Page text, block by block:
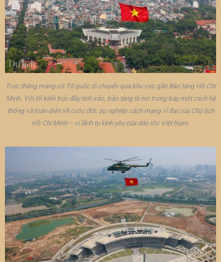
Trực thăng mang cờ Tổ quốc di chuyển qua khu vực gần Bảo tàng Hồ Chí
Minh. Với lối kiến trúc đầy tinh xảo, bảo tàng là nơi trưng bày một cách hệ
thống và toàn diện về cuộc đời, sự nghiệp cách mạng vĩ đại của Chủ tịch
Hồ Chí Minh – vị lãnh tụ kính yêu của dân tộc Việt Nam.